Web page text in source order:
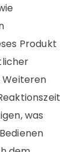
Produkt
Weiteren
was